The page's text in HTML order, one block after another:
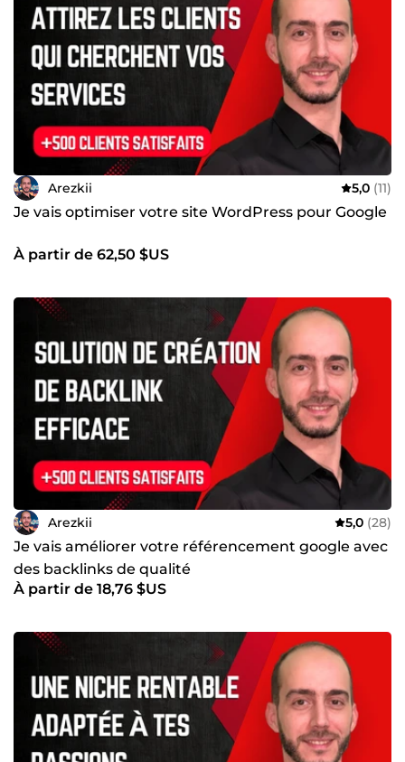
Arezkii 5,0 (11)
Je vais optimiser votre site WordPress pour Google
À partir de 62,50 $US
Arezkii 5,0 (28)
Je vais améliorer votre référencement google avec
des backlinks de qualité
À partir de 18,76 $US